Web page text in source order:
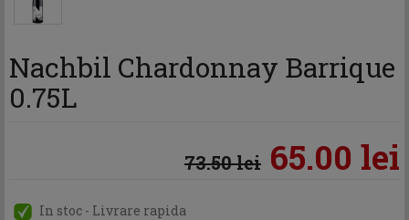
Nachbil Chardonnay Barrique
0.75L
73.50 lei 65.00 lei
In stoc - Livrare rapida